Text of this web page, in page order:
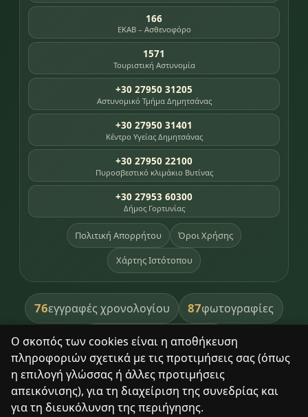
Ο σκοπός των cookies είναι η αποθήκευση
πληροφοριών σχετικά με τις προτιμήσεις σας (όπως
η επιλογή γλώσσας ή άλλες προτιμήσεις
απεικόνισης), για τη διαχείριση της συνεδρίας και
για τη διευκόλυνση της περιήγησης.
166
ΕΚΑΒ – Ασθενοφόρο
1571
Τουριστική Αστυνομία
+30 27950 31205
Αστυνομικό Τμήμα Δημητσάνας
+30 27950 31401
Κέντρο Υγείας Δημητσάνας
+30 27950 22100
Πυροσβεστικό κλιμάκιο Βυτίνας
+30 27953 60300
Δήμος Γορτυνίας
Πολιτική Απορρήτου Όροι Χρήσης
Χάρτης Ιστότοπου
76εγγραφές χρονολογίου 87φωτογραφίες
391βιβλία βιβλιοθήκης
8σημεία κληρονομιάς